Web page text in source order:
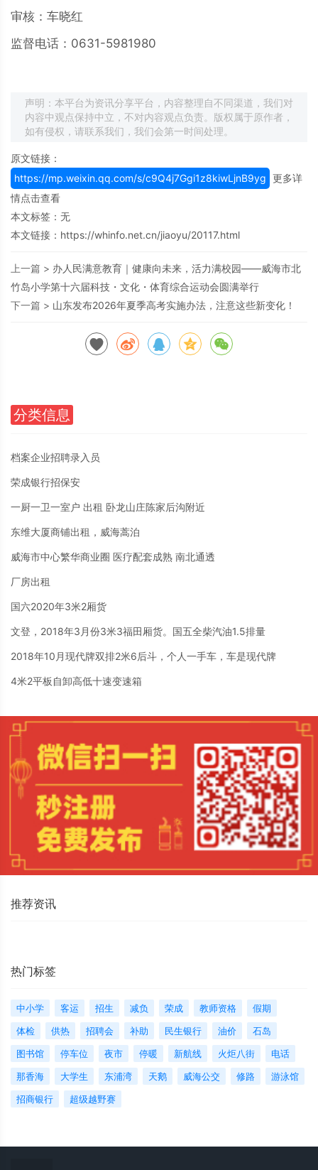
审核：车晓红
监督电话：0631-5981980
声明：本平台为资讯分享平台，内容整理自不同渠道，我们对
内容中观点保持中立，不对内容观点负责。版权属于原作者，
如有侵权，请联系我们，我们会第一时间处理。
原文链接：
https://mp.weixin.qq.com/s/c9Q4j7Ggi1z8kiwLjnB9yg 更多详
情点击查看
本文标签：无
本文链接： https://whinfo.net.cn/jiaoyu/20117.html
上一篇 > 办人民满意教育｜健康向未来，活力满校园——威海市北
竹岛小学第十六届科技・文化・体育综合运动会圆满举行
下一篇 > 山东发布2026年夏季高考实施办法，注意这些新变化！
分类信息
档案企业招聘录入员
荣成银行招保安
一厨一卫一室户 出租 卧龙山庄陈家后沟附近
东维大厦商铺出租，威海蒿泊
威海市中心繁华商业圈 医疗配套成熟 南北通透
厂房出租
国六2020年3米2厢货
文登，2018年3月份3米3福田厢货。国五全柴汽油1.5排量
2018年10月现代牌双排2米6后斗，个人一手车，车是现代牌
4米2平板自卸高低十速变速箱
推荐资讯
热门标签
中小学 客运 招生 减负 荣成 教师资格
假期
体检
供热 招聘会 补助 民生银行 油价
石岛
图书馆
停车位 夜市 停暖 新航线 火炬八街
电话
那香海
大学生 东浦湾 天鹅 威海公交 修路
游泳馆
招商银行
超级越野赛